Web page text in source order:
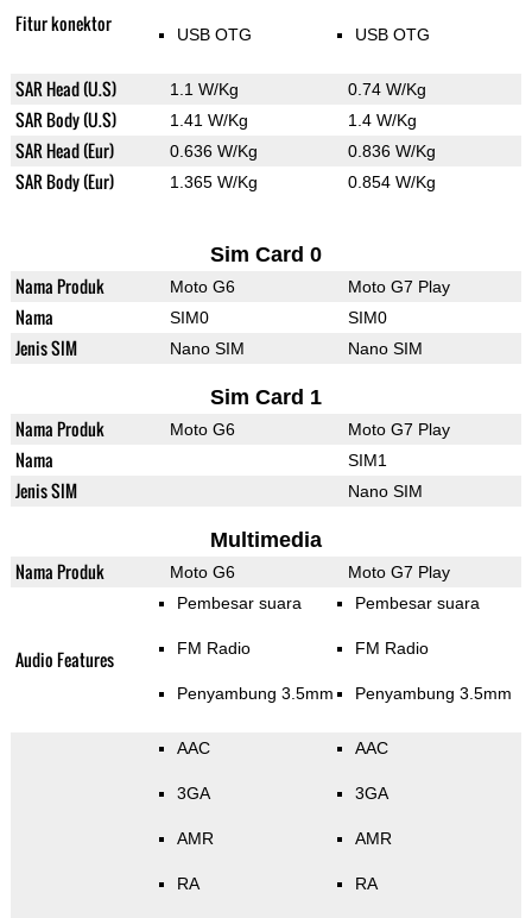
Fitur konektor USB OTG USB OTG
SAR Head (U.S) 1.1 W/Kg 0.74 W/Kg
SAR Body (U.S) 1.41 W/Kg 1.4 W/Kg
SAR Head (Eur) 0.636 W/Kg 0.836 W/Kg
SAR Body (Eur) 1.365 W/Kg 0.854 W/Kg
Sim Card 0
Nama Produk Moto G6 Moto G7 Play
Nama SIM0 SIM0
Jenis SIM Nano SIM Nano SIM
Sim Card 1
Nama Produk Moto G6 Moto G7 Play
Nama SIM1
Jenis SIM Nano SIM
Multimedia
Nama Produk Moto G6 Moto G7 Play
Audio Features
Pembesar suara
FM Radio
Penyambung 3.5mm
Pembesar suara
FM Radio
Penyambung 3.5mm
AAC
3GA
AMR
RA
AAC
3GA
AMR
RA